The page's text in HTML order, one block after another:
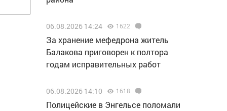
06.08.2026 14:24 1622
За хранение мефедрона житель
Балакова приговорен к полтора
годам исправительных работ
06.08.2026 14:10 1618
Полицейские в Энгельсе поломали